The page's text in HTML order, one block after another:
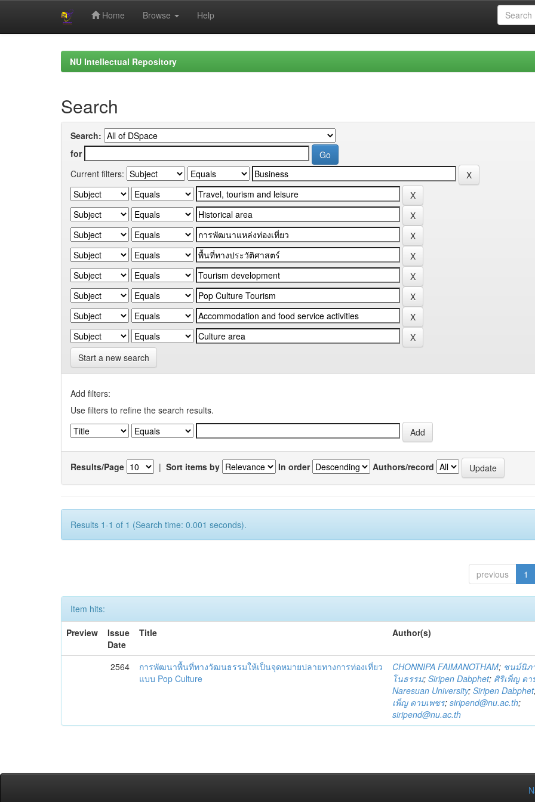
Home Browse Help
NU Intellectual Repository
Search
Search:
for
Current filters:
Start a new search
Add filters:
Use filters to refine the search results.
Results/Page | Sort items by In order Authors/record
Results 1-1 of 1 (Search time: 0.001 seconds).
previous 1
Item hits:
Preview
Issue
Date
Title Author(s)
2564
การพัฒนาพื้นที่ทางวัฒนธรรมให้เป็นจุดหมายปลายทางการท่องเที่ยว
แบบ Pop Culture
CHONNIPA FAIMANOTHAM; ชนม์นิภ
โนธรรม;Siripen Dabphet; ศิริเพ็ญ ดา
Naresuan University;Siripen Dabphet
เพ็ญ ดาบเพชร;siripend@nu.ac.th;
siripend@nu.ac.th